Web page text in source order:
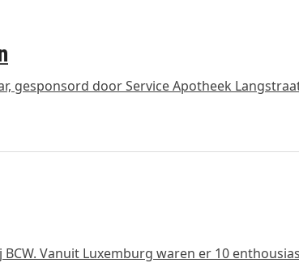
gesponsord door Service Apotheek
Vanuit Luxemburg waren er 10